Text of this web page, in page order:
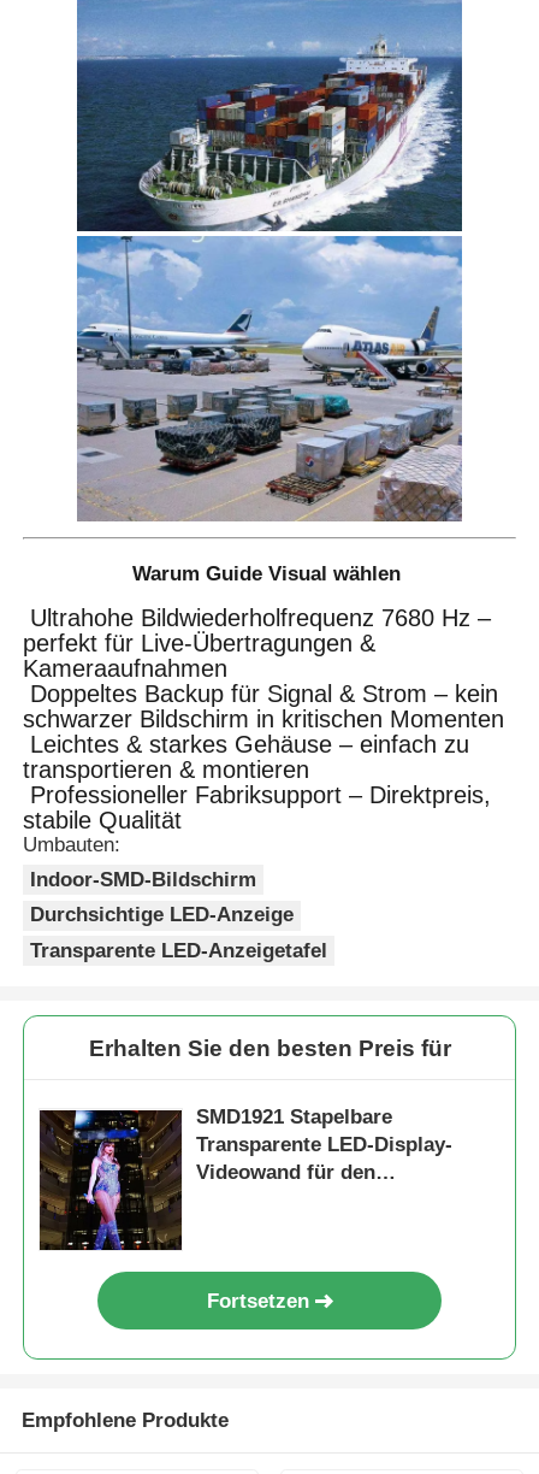
Warum Guide Visual wählen
Ultrahohe Bildwiederholfrequenz 7680 Hz –
perfekt für Live-Übertragungen &
Kameraaufnahmen
Doppeltes Backup für Signal & Strom – kein
schwarzer Bildschirm in kritischen Momenten
Leichtes & starkes Gehäuse – einfach zu
transportieren & montieren
Professioneller Fabriksupport – Direktpreis,
stabile Qualität
Umbauten:
Indoor-SMD-Bildschirm
Durchsichtige LED-Anzeige
Transparente LED-Anzeigetafel
Erhalten Sie den besten Preis für
SMD1921 Stapelbare
Transparente LED-Display-
Videowand für den
Fortsetzen
Empfohlene Produkte